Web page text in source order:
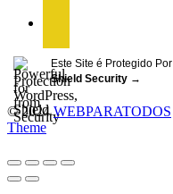
Este Site é Protegido Por
Shield Security →
© 2024WEBPARATODOS
Theme